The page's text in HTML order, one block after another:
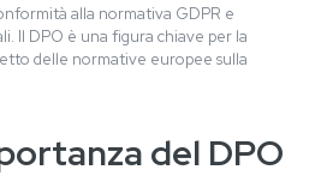
alla normativa GDPR e
Il DPO è una figura chiave per la
delle normative europee sulla
del DPO